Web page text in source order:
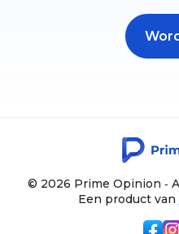
© 2026 Prime Opinion ‐
Een product van